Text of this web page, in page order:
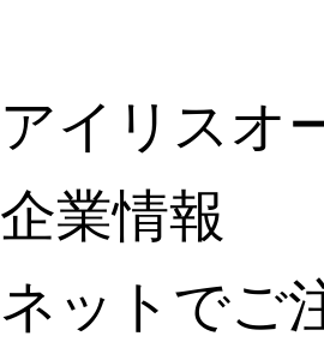
アイリスオ
企業情報
ネットでご